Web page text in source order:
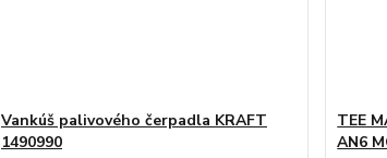
Vankúš palivového čerpadla KRAFT
1490990
TEE
AN6